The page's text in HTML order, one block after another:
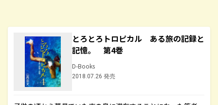
とろとろトロピカル ある旅の記録と
記憶。 第4巻
D-Books
2018.07.26 発売